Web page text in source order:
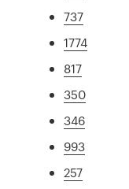
737
1774
817
350
346
993
257